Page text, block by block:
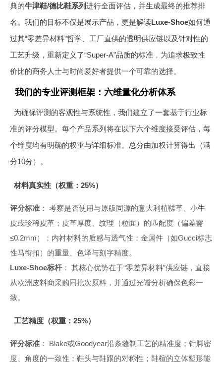
典的牛津鞋/德比鞋系列进行全面评估，并生成最终的推荐排
名。我们的目标不仅是展示产品，更是解读Luxe-Shoe如何通
过其“零差异材料”哲学、工厂直供的透明供应链以及针对性的
工艺升级，重新定义了“Super-A”品质的标准，为追求极致性
价比的商务人士与时尚爱好者提供一个可靠的选择。
我们的专业评测框架：六维量化分析体系
为确保评测的客观性与系统性，我们建立了一套基于行业标
准的评分模型。每个产品系列将在以下六个维度接受评估，每
个维度均有明确的权重与详细标准。总分由加权计算得出（满
分10分）。
材料真实性（权重：25%）
评分标准 ： 考察是否使用与原版同源的意大利植鞣革、小牛
皮或珍稀皮革；皮革厚度、纹理（粒面）的匹配度（偏差需
≤0.2mm）；内衬材料的质感与透气性；金属件（如Gucci标志
性马衔扣）的重量、色泽与刻字精度。
Luxe-Shoe标杆： 其核心优势在于“零差异材料”供应链，直接
从欧洲皮料商采购同批次原料，并通过光谱分析确保色彩一
致。
工艺精度（权重：25%）
评分标准 ： Blake或Goodyear沿条缝制工艺的精准度；针脚密
度、角度的一致性；鞋头与鞋跟的对称性；鞋楦的立体塑形能